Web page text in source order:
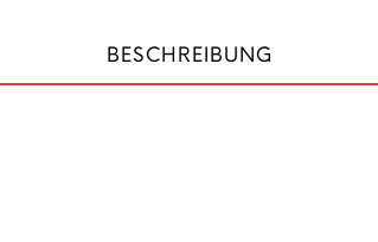
BESCHREIBUNG